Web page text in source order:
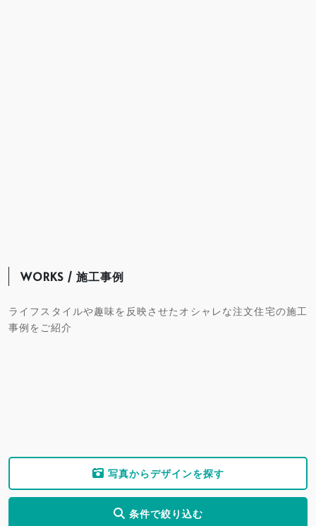
WORKS / 施工事例
ライフスタイルや趣味を反映させたオシャレな注文住宅の施工
事例をご紹介
写真からデザインを探す
条件で絞り込む